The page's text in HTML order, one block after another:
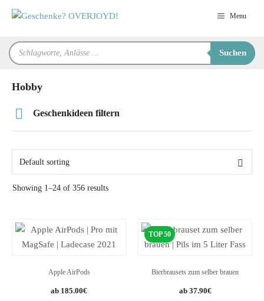
Inhalt
Menu
Products
search
Suchen
Hobby
Geschenkideen filtern
Beziehung
Showing 1–24 of 356 results
Apple AirPods
Original
185.00€Current
TOP 50
Bierbrausets zum selber brauen
Original
37.90€Current